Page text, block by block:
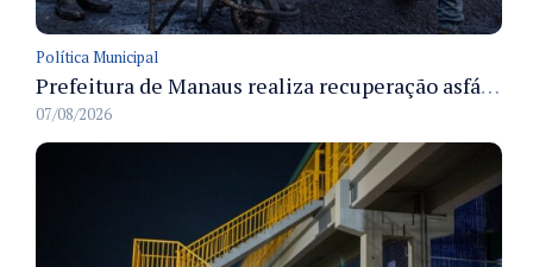
Política Municipal
Prefeitura de Manaus realiza recuperação asfáltica na rua Canário do Campo e amplia mobilidade na zona Norte
07/08/2026